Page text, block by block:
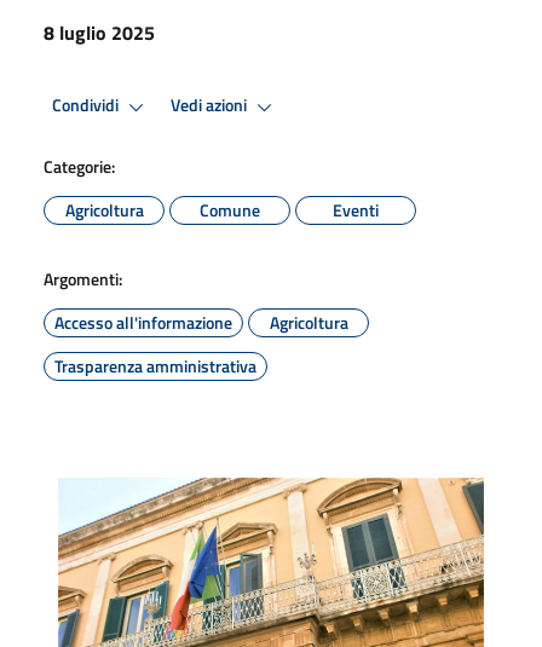
8 luglio 2025
Condividi Vedi azioni
Categorie:
Agricoltura
Comune Eventi
Argomenti:
Accesso all'informazione
Agricoltura
Trasparenza amministrativa